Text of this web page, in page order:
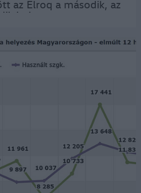
az Elroq a második, az
helyet szerezte meg.
felfrissíti; a